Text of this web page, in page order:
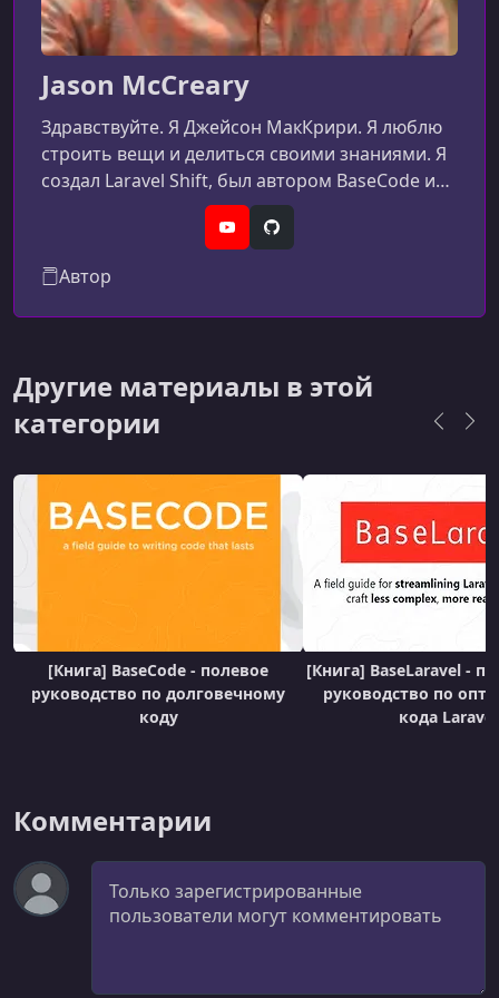
УРОК 24. 00:04:42
Unit testing validation
УРОК 25.
УРОК 26. 00:08:44
Testing Console Commands
Testing Container Bindings
Testing Models
УРОК 30. 00:16:22
УРОК 31. 00:06:35
Summary
00:01:32
Writing strong tests
УРОК 34.
Making code testable
Diving into core
УРОК 37. 00:11:35
Jason McCreary
Здравствуйте. Я Джейсон МакКрири. Я люблю
строить вещи и делиться своими знаниями. Я
создал Laravel Shift, был автором BaseCode и
выступаю на многих конференциях.
YouTubeGitHub
Автор
Другие материалы в этой
категории
[Книга] BaseCode - полевое
руководство по долговечному
коду
[Книга] BaseLaravel -
руководство по
кода Laravel
Комментарии
Комментарий